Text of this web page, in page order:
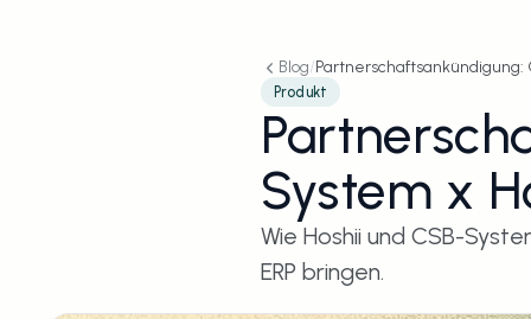
Blog/Partnerschaftsankündigung:
Produkt
System x
Wie Hoshii und CSB-
ERP bringen.